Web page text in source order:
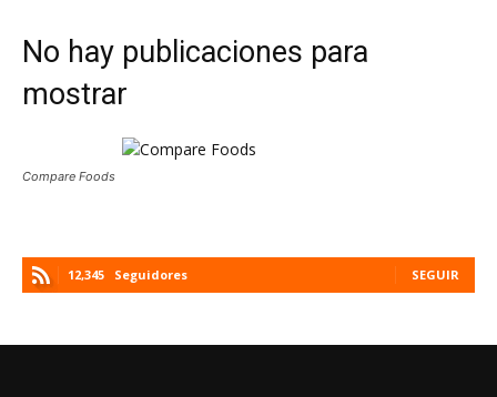
No hay publicaciones para
mostrar
Compare Foods
12,345 Seguidores SEGUIR